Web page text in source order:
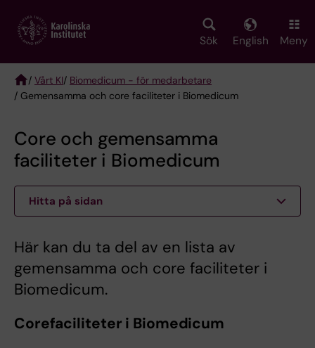
main
Sök English Meny
Breadcrumb
/ Vårt KI/ Biomedicum - för medarbetare
/ Gemensamma och core faciliteter i Biomedicum
Core och gemensamma
faciliteter i Biomedicum
Hitta på sidan
Här kan du ta del av en lista av
gemensamma och core faciliteter i
Biomedicum.
Corefaciliteter i Biomedicum